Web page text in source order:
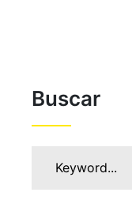
Buscar